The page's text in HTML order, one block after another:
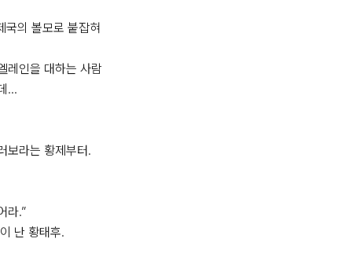
국의 볼모로 붙잡혀
레인을 대하는 사람
...
보라는 황제부터.
라.”
난 황태후.